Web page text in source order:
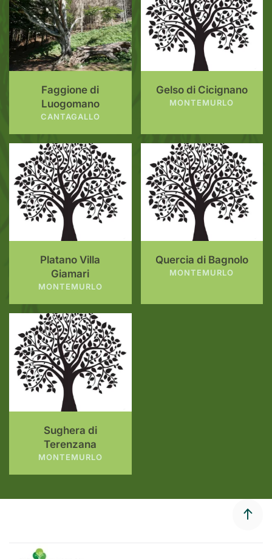
Faggione di
Luogomano
CANTAGALLO
Gelso di Cicignano
MONTEMURLO
Platano Villa
Giamari
MONTEMURLO
Quercia di Bagnolo
MONTEMURLO
Sughera di
Terenzana
MONTEMURLO